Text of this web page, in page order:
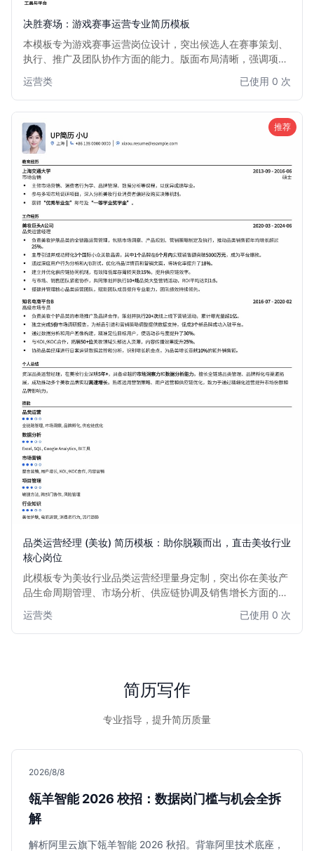
决胜赛场：游戏赛事运营专业简历模板
本模板专为游戏赛事运营岗位设计，突出候选人在赛事策划、
执行、推广及团队协作方面的能力。版面布局清晰，强调项目
出。适用于有志于从事电竞赛事、游戏活动策划与运营的专业
人士。
运营类 已使用 0 次
推荐
品类运营经理 (美妆) 简历模板：助你脱颖而出，直击美妆行业
核心岗位
此模板专为美妆行业品类运营经理量身定制，突出你在美妆产
品生命周期管理、市场分析、供应链协调及销售增长方面的核
美妆品类运营的专业度与实战经验，助力你在竞争激烈的美妆
市场中脱颖而出，获得心仪的面试机会。
运营类 已使用 0 次
简历写作
专业指导，提升简历质量
2026/8/8
瓴羊智能 2026 校招：数据岗门槛与机会全拆
解
解析阿里云旗下瓴羊智能 2026 秋招。背靠阿里技术底座，